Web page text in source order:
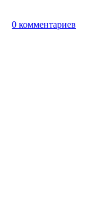
0 комментариев